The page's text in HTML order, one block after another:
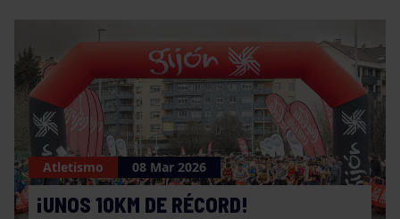
Atletismo 08 Mar 2026
¡UNOS 10KM DE RÉCORD!